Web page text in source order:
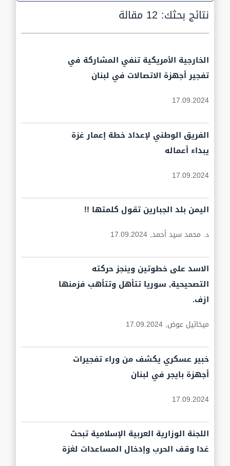
نتائج بحثك:12 مقالة
الخارجية الأمريكية تنفي المشاركة في
تفجير أجهزة الاتصالات في لبنان
17.09.2024
الفريق الوطني لإعداد خطة إعمار غزة
يبداء أعماله
17.09.2024
اليمن بلد الجبارين تقول كلمتها !!
د. محمد سيد أحمد,17.09.2024
الاسد على خطوتين وينجز حركته
التصحيحية, سوريا تتأهل وتتأهب فزمنها
ازف.
ميخائيل عوض,17.09.2024
خبير عسكري يكشف من وراء تفجيرات
أجهزة بايجر في لبنان
17.09.2024
اللجنة الوزارية العربية الإسلامية تبحث
غدا وقف الحرب وإدخال المساعدات لغزة